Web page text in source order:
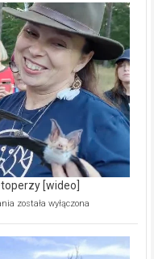
–
prawdziwy
skarb
natury
[wideo]
[wideo]
Ekologiczne
kamerą
wśród
została wyłączona